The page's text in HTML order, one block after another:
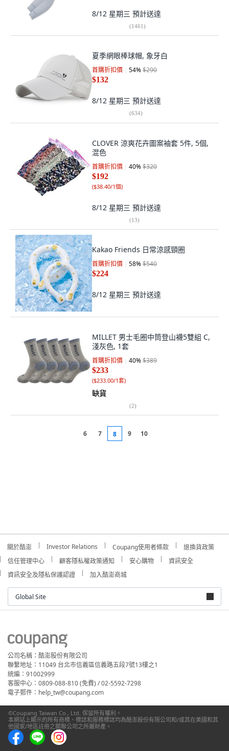
8/12 星期三 預計送達
(1461)
夏季網眼棒球帽, 象牙白
首購折扣價 54%$290
$132
8/12 星期三 預計送達
(634)
CLOVER 涼爽花卉圖案袖套 5件, 5個,
混色
首購折扣價 40%$320
$192
($38.40/1個)
8/12 星期三 預計送達
(13)
Kakao Friends 日常涼感頸圈
首購折扣價 58%$540
$224
8/12 星期三 預計送達
MILLET 男士毛圈中筒登山襪5雙組 C,
淺灰色, 1套
首購折扣價 40%$389
$233
($233.00/1套)
缺貨
(2)
6 7 8 9 10
關於酷澎 Investor Relations Coupang使用者條款
退換貨政策
信任管理中心
顧客隱私權政策通知 安心購物
資訊安全
資訊安全及隱私保護認證
加入酷澎商城
Global Site
公司名稱：酷澎股份有限公司
聯繫地址：11049 台北市信義區信義路五段7號13樓之1
統編：91002999
客服中心：0809-088-810 (免費) / 02-5592-7298
電子郵件：help_tw@coupang.com
©Coupang Taiwan Co., Ltd. 保留所有權利。
本網站上顯示的所有商標、標誌和服務標誌均為酷澎股份有限公司和/或其在美國和其
他國家/地區註冊之關聯公司之所屬財產。